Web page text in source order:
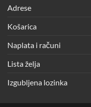
Adrese
Košarica
Naplata i računi
Lista želja
Izgubljena lozinka